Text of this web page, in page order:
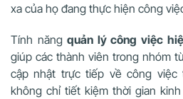
xa của họ đang thực hiện công
Tính năngquản lý công việc
giúp các thành viên trong nhóm
cập nhật trực tiếp về công việc
không chỉ tiết kiệm thời gian